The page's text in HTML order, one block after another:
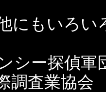
にもいろい
シー探偵軍
調査業協会